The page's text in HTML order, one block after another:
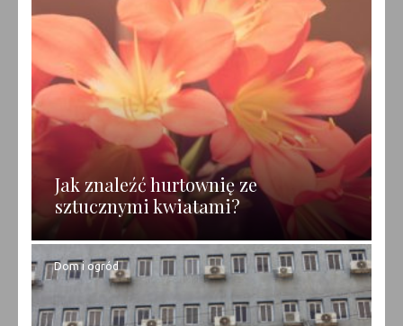
Jak znaleźć hurtownię ze
sztucznymi kwiatami?
Dom i ogród